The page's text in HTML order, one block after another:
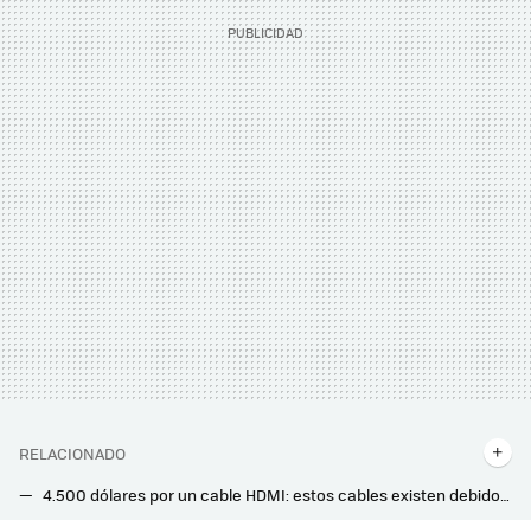
RELACIONADO
4.500 dólares por un cable HDMI: estos cables existen debido a una idea errónea